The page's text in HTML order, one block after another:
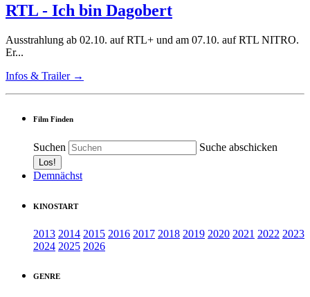
RTL - Ich bin Dagobert
Ausstrahlung ab 02.10. auf RTL+ und am 07.10. auf RTL NITRO.
Er...
Infos & Trailer →
Film Finden
Suchen Suche abschicken
Demnächst
KINOSTART
2013 2014 2015 2016 2017 2018 2019 2020 2021 2022 2023
2024 2025 2026
GENRE